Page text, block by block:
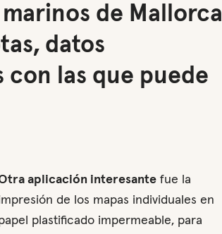
de Mallorca
datos
con las que puede
aplicación interesante fue la
de los mapas individuales en
plastificado impermeable, para